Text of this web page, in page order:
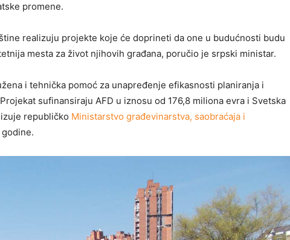
promene.
realizuju projekte koje će doprineti da one u budućnosti budu
mesta za život njihovih građana, poručio je srpski ministar.
i tehnička pomoć za unapređenje efikasnosti planiranja i
sufinansiraju AFD u iznosu od 176,8 miliona evra i Svetska
republičko Ministarstvo građevinarstva, saobraćaja i